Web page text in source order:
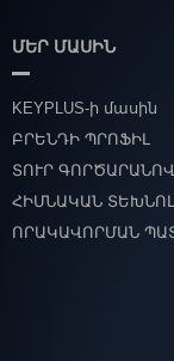
ՄԵՐ ՄԱՍԻՆ
KEYPLUS-ի մասին
ԲՐԵՆԴԻ ՊՐՈՖԻԼ
ՏՈՒՐ ԳՈՐԾԱՐԱՆՈՎ
ՀԻՄՆԱԿԱՆ
ՈՐԱԿԱՎՈՐՄԱՆ